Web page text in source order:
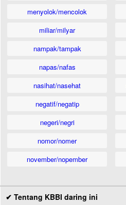
menyolok/mencolok
miliar/milyar
nampak/tampak
napas/nafas
nasihat/nasehat
negatif/negatip
negeri/negri
nomor/nomer
november/nopember
✔ Tentang KBBI daring ini